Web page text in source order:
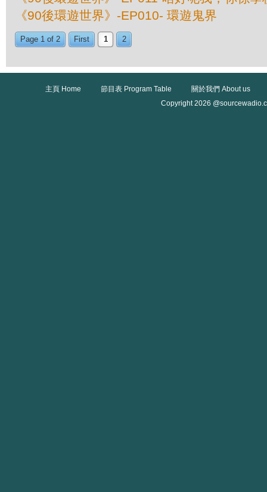
《90後環遊世界》-EP010- 環遊鬼界
Page 1 of 2 First 1 2
主頁 Home 節目表 Program Table
關於我們 About us
Copyright 2026